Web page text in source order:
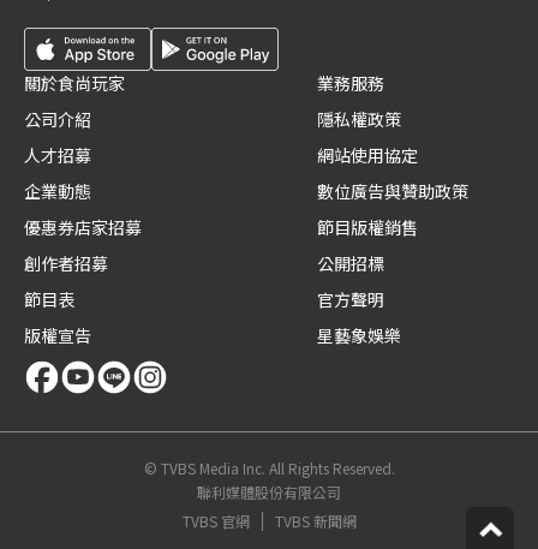
關於食尚玩家
公司介紹
人才招募
企業動態
優惠券店家招募
創作者招募
節目表
版權宣告
業務服務
隱私權政策
網站使用協定
數位廣告與贊助政策
節目版權銷售
公開招標
官方聲明
星藝象娛樂
© TVBS Media Inc. All Rights Reserved.
聯利媒體股份有限公司
TVBS 官網
TVBS 新聞網